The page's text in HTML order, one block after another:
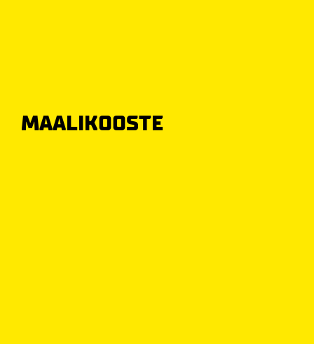
MAALIKOOSTE